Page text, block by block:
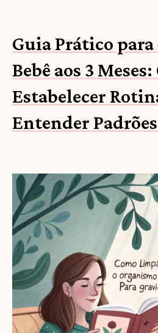
Guia Prático para
Bebê aos 3
Estabelecer
Entender